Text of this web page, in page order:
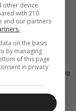
ενισχύσει τους
χρήματα τα οποία θα
other device
with 210
and our partners
on the basis
by managing
of this page
in privacy